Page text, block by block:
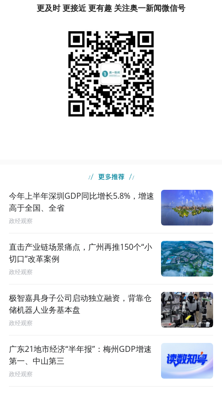
更及时 更接近 更有趣 关注奥一新闻微信号
今年上半年深圳GDP同比增长5.8%，增速
高于全国、全省
政经观察
直击产业链场景痛点，广州再推150个“小
切口”改革案例
政经观察
极智嘉具身子公司启动独立融资，背靠仓
储机器人业务基本盘
政经观察
广东21地市经济“半年报”：梅州GDP增速
第一、中山第三
政经观察